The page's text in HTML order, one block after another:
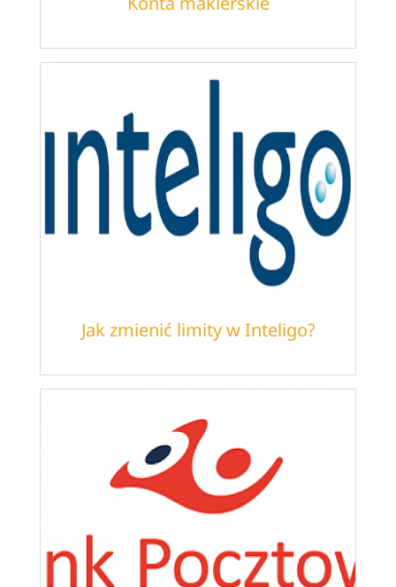
Jak zmienić limity w Inteligo?